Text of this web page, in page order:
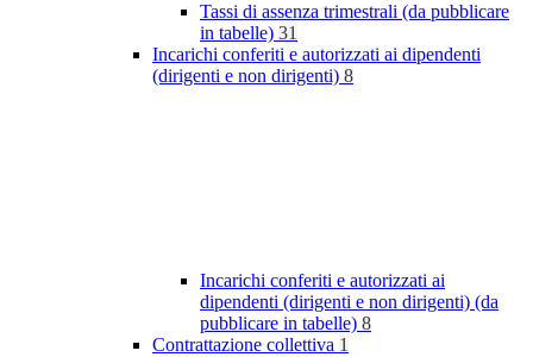
Tassi di assenza trimestrali (da pubblicare
in tabelle) 31
Incarichi conferiti e autorizzati ai dipendenti
(dirigenti e non dirigenti) 8
Incarichi conferiti e autorizzati ai
dipendenti (dirigenti e non dirigenti) (da
pubblicare in tabelle) 8
Contrattazione collettiva 1